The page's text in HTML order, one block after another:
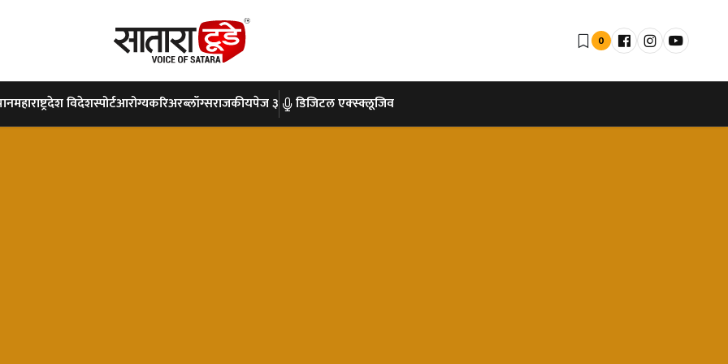
0
महाराष्ट्रदेश विदेशस्पोर्टआरोग्यकरिअरब्लॉग्सराजकीयपेज ३ डिजिटल एक्स्क्लूजिव